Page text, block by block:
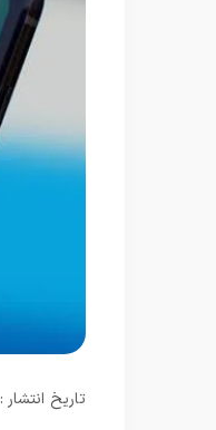
تاریخ انتشار : ۲۸ فروردین ۱۴۰۱